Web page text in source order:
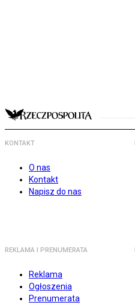
KONTAKT
O nas
Kontakt
Napisz do nas
REKLAMA I PRENUMERATA
Reklama
Ogłoszenia
Prenumerata